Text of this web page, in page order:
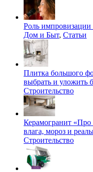
Роль импровизации
Дом и Быт, Статьи
Плитка большого
выбрать и уложить
Строительство
Керамогранит «Про
влага, мороз и
Строительство